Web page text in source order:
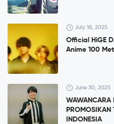
July 18, 2025
Official HiGE
Anime 100
June 30, 2025
WAWANCARA
PROMOSIKAN
INDONESIA